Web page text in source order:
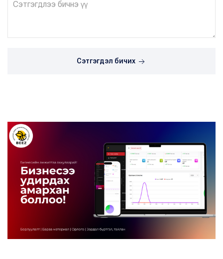
Сэтгэгдэл бичих